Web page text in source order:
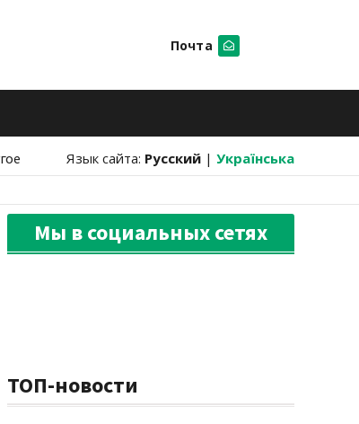
Почта
Язык сайта: Русский | Українська
Мы в социальных сетях
ТОП-новости